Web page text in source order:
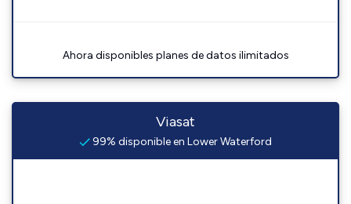
Ahora disponibles planes de datos ilimitados
Viasat
99% disponible en Lower Waterford